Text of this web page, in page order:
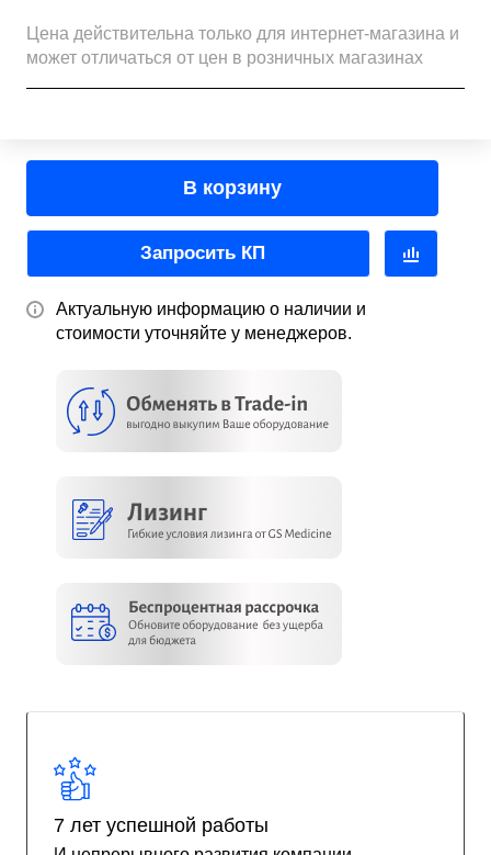
Цена действительна только для интернет-магазина и
может отличаться от цен в розничных магазинах
В корзину
Запросить КП
Актуальную информацию о наличии и
стоимости уточняйте у менеджеров.
7 лет успешной работы